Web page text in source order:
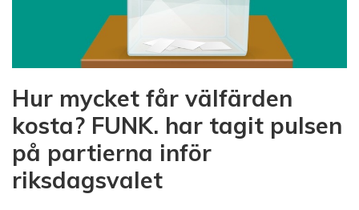
Hur mycket får välfärden
kosta? FUNK. har tagit pulsen
på partierna inför
riksdagsvalet